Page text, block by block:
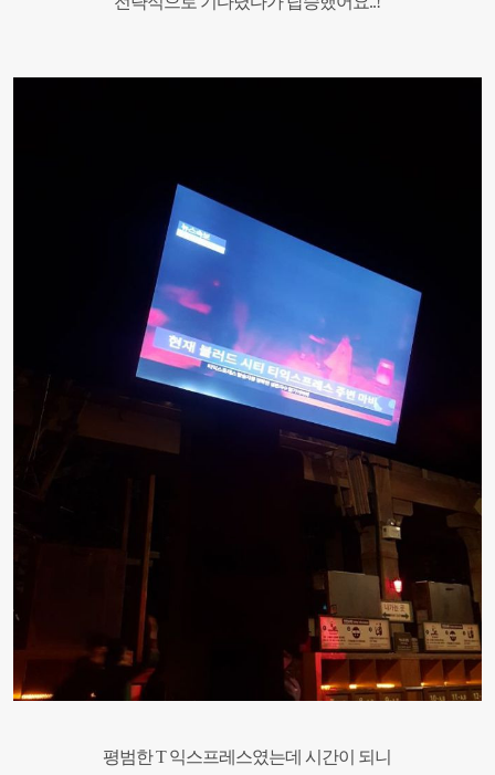
평범한 T 익스프레스였는데 시간이 되니